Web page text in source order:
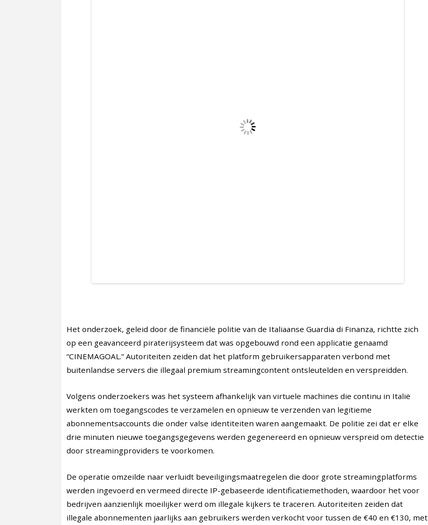
Het onderzoek, geleid door de financiële politie van de Italiaanse Guardia di Finanza, richtte zich
op een geavanceerd piraterijsysteem dat was opgebouwd rond een applicatie genaamd
“CINEMAGOAL.” Autoriteiten zeiden dat het platform gebruikersapparaten verbond met
buitenlandse servers die illegaal premium streamingcontent ontsleutelden en verspreidden.
Volgens onderzoekers was het systeem afhankelijk van virtuele machines die continu in Italië
werkten om toegangscodes te verzamelen en opnieuw te verzenden van legitieme
abonnementsaccounts die onder valse identiteiten waren aangemaakt. De politie zei dat er elke
drie minuten nieuwe toegangsgegevens werden gegenereerd en opnieuw verspreid om detectie
door streamingproviders te voorkomen.
De operatie omzeilde naar verluidt beveiligingsmaatregelen die door grote streamingplatforms
werden ingevoerd en vermeed directe IP-gebaseerde identificatiemethoden, waardoor het voor
bedrijven aanzienlijk moeilijker werd om illegale kijkers te traceren. Autoriteiten zeiden dat
illegale abonnementen jaarlijks aan gebruikers werden verkocht voor tussen de €40 en €130, met